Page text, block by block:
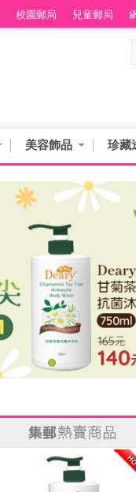
校園郵局 兒童郵局
美容飾品 珍藏